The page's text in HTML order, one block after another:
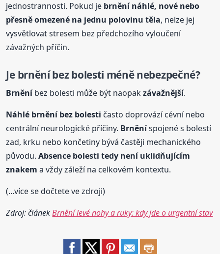
jednostrannosti. Pokud je brnění náhlé, nové nebo
přesně omezené na jednu polovinu těla, nelze jej
vysvětlovat stresem bez předchozího vyloučení
závažných příčin.
Je brněníbez bolesti méně nebezpečné?
Brněníbez bolesti může být naopakzávažnější.
Náhlé brněníbez bolesti často doprovází cévní nebo
centrální neurologické příčiny. Brněníspojené s bolestí
zad, krku nebo končetiny bývá častěji mechanického
původu.Absence bolesti tedy není uklidňujícím
znakem a vždy záleží na celkovém kontextu.
(...více se dočtete ve zdroji)
Zdroj: článekBrnění levé nohy a ruky: kdy jde o urgentní stav